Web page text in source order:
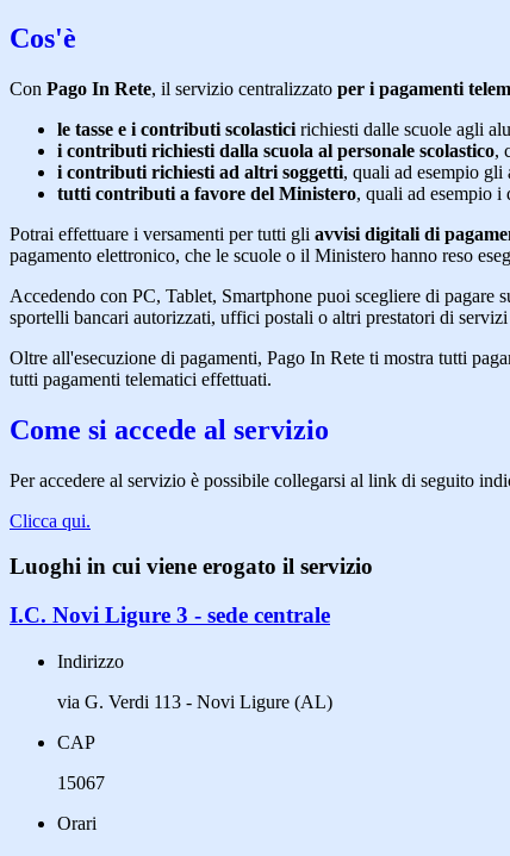
Cos'è
Con Pago In Rete, il servizio centralizzato per i pagamenti
le tasse e i contributi scolastici richiesti dalle scuole agli
i contributi richiesti dalla scuola al personale scolastico,
i contributi richiesti ad altri soggetti, quali ad esempio gli
tutti contributi a favore del Ministero, quali ad esempio i
Potrai effettuare i versamenti per tutti gli avvisi digitali di
pagamento elettronico, che le scuole o il Ministero hanno reso
Accedendo con PC, Tablet, Smartphone puoi scegliere di
sportelli bancari autorizzati, uffici postali o altri prestatori di
Oltre all'esecuzione di pagamenti, Pago In Rete ti mostra tutti
tutti pagamenti telematici effettuati.
Come si accede al servizio
Per accedere al servizio è possibile collegarsi al link di seguito
Clicca qui.
Luoghi in cui viene erogato il servizio
I.C. Novi Ligure 3 - sede centrale
Indirizzo
via G. Verdi 113 - Novi Ligure (AL)
CAP
15067
Orari